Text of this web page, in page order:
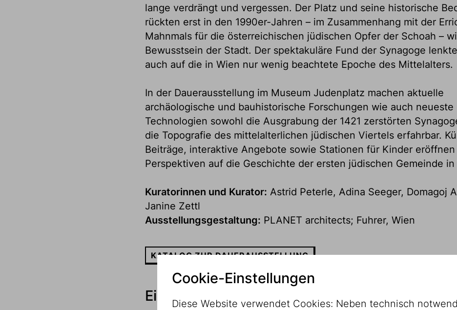
lange verdrängt und vergessen. Der Platz und seine historische
rückten erst in den 1990er-Jahren – im Zusammenhang mit der
Mahnmals für die österreichischen jüdischen Opfer der Schoah –
Bewusstsein der Stadt. Der spektakuläre Fund der Synagoge
auch auf die in Wien nur wenig beachtete Epoche des Mittelalters.
In der Dauerausstellung im Museum Judenplatz machen aktuelle
archäologische und bauhistorische Forschungen wie auch neueste
Technologien sowohl die Ausgrabung der 1421 zerstörten
die Topografie des mittelalterlichen jüdischen Viertels erfahrbar.
Beiträge, interaktive Angebote sowie Stationen für Kinder
Perspektiven auf die Geschichte der ersten jüdischen Gemeinde in
Kuratorinnen und Kurator: Astrid Peterle, Adina Seeger, Domagoj
Janine Zettl
Ausstellungsgestaltung: PLANET architects; Fuhrer, Wien
KATALOG ZUR DAUERAUSSTELLUNG
Einblicke in die Ausstellung
Cookie-Einstellungen
Diese Website verwendet Cookies: Neben technisch